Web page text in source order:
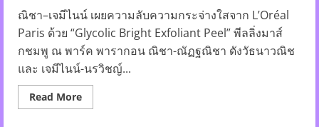
ดี
แต่
ขาดแคลน
ทุน
ทรัพย์
จังหวัด
บ้าน
ณิชา–เจมีไนน์ เผยความลับความกระจ่างใสจาก L’Oréal
Paris ด้วย “Glycolic Bright Exfoliant Peel” พีลลิ่งมาส์
กชมพู ณ พาร์ค พารากอน ณิชา-ณัฏฐณิชา ดังวัธนาวณิช
และ เจมีไนน์-นรวิชญ์...
Read MoreRead
more